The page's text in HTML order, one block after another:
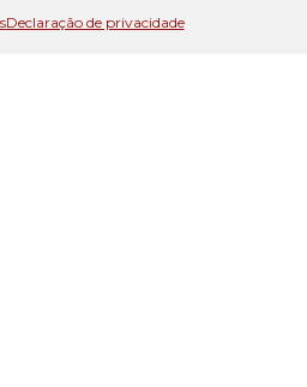
Declaração de privacidade